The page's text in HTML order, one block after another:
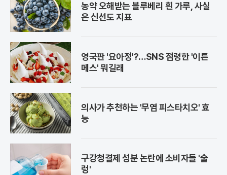
농약 오해받는 블루베리 흰 가루, 사실
은 신선도 지표
영국판 '요아정'?…SNS 점령한 '이튼
메스' 뭐길래
의사가 추천하는 '무염 피스타치오' 효
능
구강청결제 성분 논란에 소비자들 '술
렁'